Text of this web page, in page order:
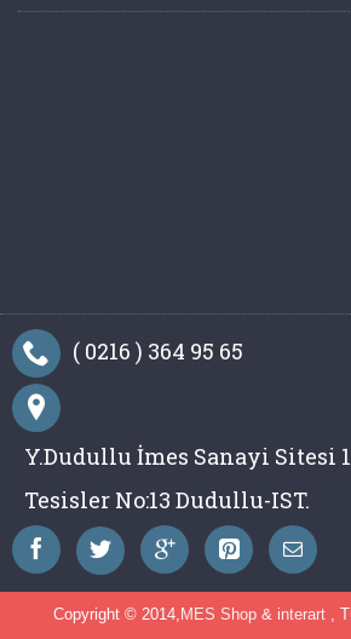
( 0216 ) 364 95 65
Y.Dudullu İmes Sanayi Sitesi
Tesisler No:13 Dudullu-IST.
Copyright © 2014, MES Shop & interart ,